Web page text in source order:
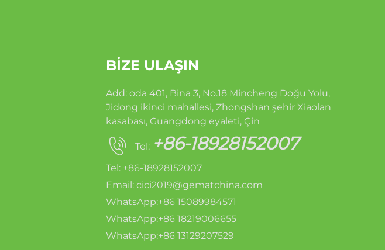
BIZE ULAŞIN
Add: oda 401, Bina 3, No.18 Mincheng Doğu Yolu,
Jidong ikinci mahallesi, Zhongshan şehir Xiaolan
kasabası, Guangdong eyaleti, Çin
Tel: +86-18928152007
Tel: +86-18928152007
Email: cici2019@gematchina.com
WhatsApp:+86 15089984571
WhatsApp:+86 18219006655
WhatsApp:+86 13129207529